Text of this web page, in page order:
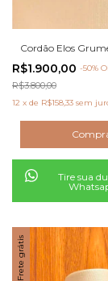
Cordão Elos
R$1.900,00 -50%
R$3.800,00
12 x de R$158,33 sem
Tire sua
Frete grátis